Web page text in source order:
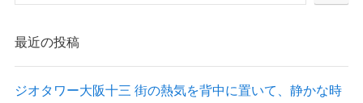
最近の投稿
ジオタワー大阪十三 街の熱気を背中に置いて、静かな時